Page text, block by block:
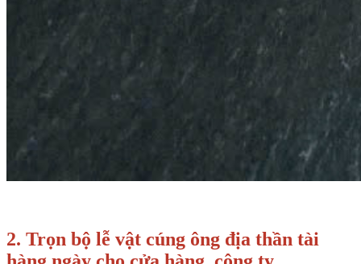
2. Trọn bộ lễ vật cúng ông địa thần tài